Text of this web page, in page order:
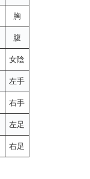
胸
腹
女陰
左手
右手
左足
右足